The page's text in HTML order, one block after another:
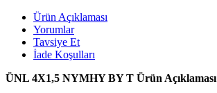
Ürün Açıklaması
Yorumlar
Tavsiye Et
İade Koşulları
ÜNL 4X1,5 NYMHY BY T Ürün Açıklaması